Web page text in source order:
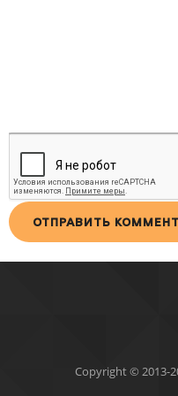
ОТПРАВИТЬ
Copyright © 2013-